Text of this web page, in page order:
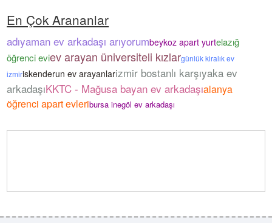
En Çok Arananlar
adıyaman ev arkadaşı arıyorumbeykoz apart yurtelazığ
öğrenci eviev arayan üniversiteli kızlargünlük kiralık ev
izmiriskenderun ev arayanlarizmir bostanlı karşıyaka ev
arkadaşıKKTC - Mağusa bayan ev arkadaşıalanya
öğrenci apart evleribursa inegöl ev arkadaşı